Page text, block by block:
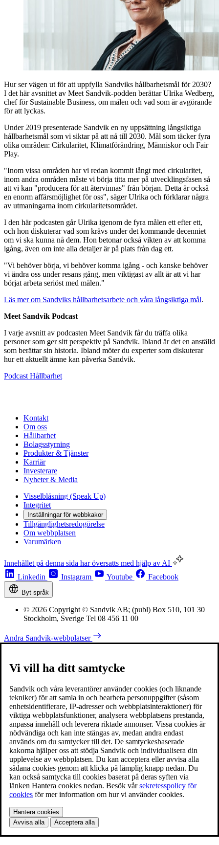
Hur ser vägen ut för att uppfylla Sandviks hållbarhetsmål för 2030?
I det här avsnittet av Meet Sandvik-podden berättar Ulrika Wedberg,
chef för Sustainable Business, om målen och vad som är avgörande
för att lyckas.
Under 2019 presenterade Sandvik en ny uppsättning långsiktiga
hållbarhetsmål som vi siktar på att nå till 2030. Mål som täcker fyra
olika områden: Cirkularitet, Klimatförändring, Människor och Fair
Play.
"Inom vissa områden har vi redan kommit långt med cirkularitet,
inom andra områden måste vi börja titta mer på utvecklingsfasen så
att vi kan "producera för att återvinnas" från början. Detta är också
en enorm affärsmöjlighet för oss", säger Ulrika och förklarar några
av utmaningarna inom cirkularitetsområdet.
I den här podcasten går Ulrika igenom de fyra målen ett efter ett,
och hon diskuterar vad som krävs under det kommande decenniet
om vi ska kunna nå dem. Hon betonar också vikten av att komma
igång, även om inte alla detaljer är på plats från dag ett.
"Vi behöver börja, vi behöver komma igång - och kanske behöver
vi ändra oss under resans gång, men viktigast av allt är att vi har
börjat arbeta seriöst med målen."
Läs mer om Sandviks hållbarhetsarbete och våra långsiktiga mål.
Meet Sandvik Podcast
I varje avsnitt av podcasten Meet Sandvik får du träffa olika
personer som ger sitt perspektiv på Sandvik. Ibland är det en anställd
som berättar sin historia. Ibland möter du experter som diskuterar
hur ett aktuellt ämne kan påverka Sandvik.
Podcast Hållbarhet
Kontakt
Om oss
Hållbarhet
Bolagsstyrning
Produkter & Tjänster
Karriär
Investerare
Nyheter & Media
Visselblåsning (Speak Up)
Integritet
Inställningar för webbkakor
Tillgänglighetsredogörelse
Om webbplatsen
Varumärken
Innehållet på denna sida har översatts med hjälp av AI
Linkedin
Instagram Youtube Facebook
Byt språk
© 2026 Copyright © Sandvik AB; (publ) Box 510, 101 30
Stockholm, Sverige Tel 08 456 11 00
Andra Sandvik-webbplatser
Vi vill ha ditt samtycke
Sandvik och våra leverantörer använder cookies (och liknande
tekniker) för att samla in och bearbeta personuppgifter (såsom
enhetsidentifierare, IP-adresser och webbplatsinteraktioner) för
viktiga webbplatsfunktioner, analysera webbplatsens prestanda,
anpassa innehåll och leverera riktade annonser. Vissa cookies är
nödvändiga och kan inte stängas av, medan andra endast
används om du samtycker till det. De samtyckesbaserade
kakorna hjälper oss att stödja Sandvik och individualisera din
upplevelse av webbplatsen. Du kan acceptera eller avvisa alla
sådana cookies genom att klicka på lämplig knapp nedan. Du
kan också samtycka till cookies baserat på deras syften via
länken Hantera cookies nedan. Besök vårsekretesspolicy för
cookies för mer information om hur vi använder cookies.
Hantera cookies
Avvisa alla
Acceptera alla